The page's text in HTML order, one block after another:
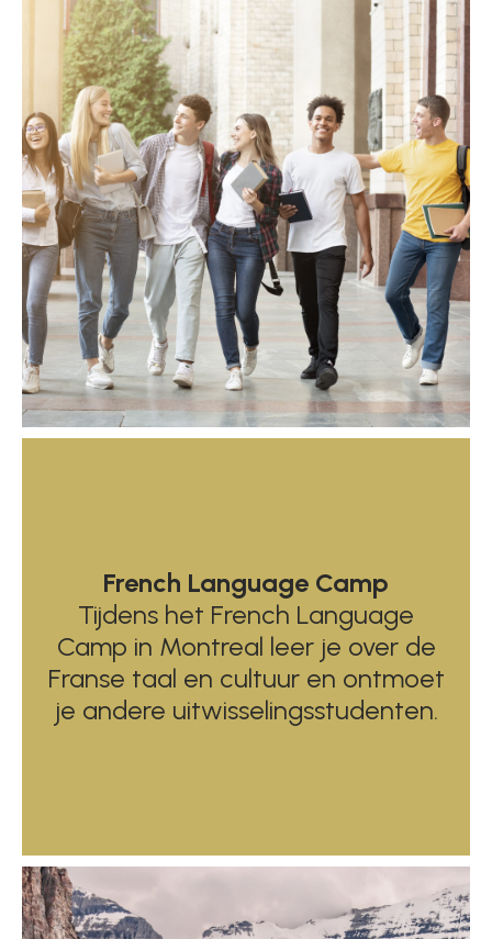
French Language Camp
Tijdens het French Language
Camp in Montreal leer je over de
Franse taal en cultuur en ontmoet
je andere uitwisselingsstudenten.